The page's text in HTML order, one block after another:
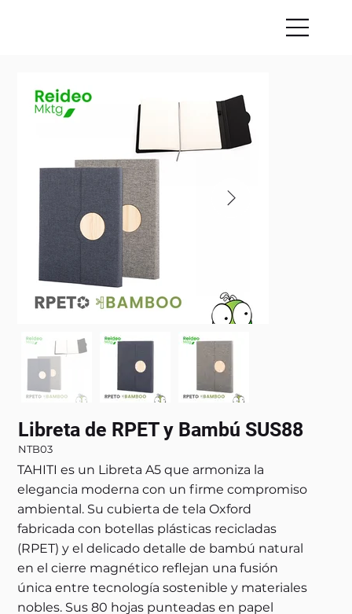
Libreta de RPET y Bambú SUS88
NTB03
TAHITI es un Libreta A5 que armoniza la
elegancia moderna con un firme compromiso
ambiental. Su cubierta de tela Oxford
fabricada con botellas plásticas recicladas
(RPET) y el delicado detalle de bambú natural
en el cierre magnético reflejan una fusión
única entre tecnología sostenible y materiales
nobles. Sus 80 hojas punteadas en papel